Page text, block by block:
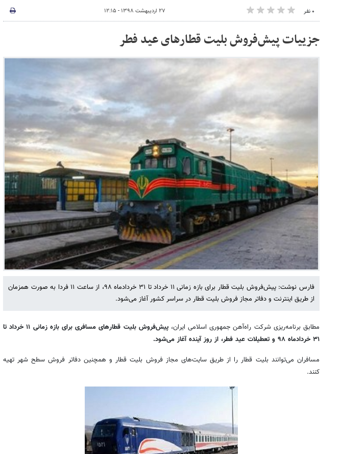
۰ نفر ۲۷ اردیبهشت ۱۳۹۸ - ۱۲:۱۵
جزییات پیش‌فروش بلیت قطارهای عید فطر
فارس نوشت: پیش‌فروش بلیت قطار برای بازه زمانی ۱۱ خرداد تا ۳۱ خردادماه ۹۸، از ساعت ۱۱ فردا به صورت همزمان
از طریق اینترنت و دفاتر مجاز فروش بلیت قطار در سراسر کشور آغاز می‌شود.
مطابق برنامه‌ریزی شرکت راه‌آهن جمهوری اسلامی ایران،
پیش‌فروش بلیت قطارهای مسافری برای بازه زمانی ۱۱ خرداد تا
۳۱ خردادماه ۹۸ و تعطیلات عید فطر، از روز آینده آغاز می‌شود.
مسافران می‌توانند بلیت قطار را از طریق سایت‌های مجاز فروش بلیت قطار ‌و همچنین دفاتر فروش سطح شهر تهیه
کنند.